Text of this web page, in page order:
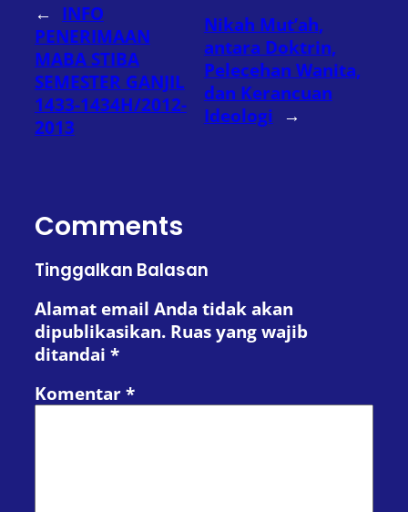
← INFO
PENERIMAAN
MABA STIBA
SEMESTER GANJIL
1433-1434H/2012-
2013
Nikah Mut’ah,
antara Doktrin,
Pelecehan Wanita,
dan Kerancuan
Ideologi →
Comments
Tinggalkan Balasan
Alamat email Anda tidak akan
dipublikasikan. Ruas yang wajib
ditandai *
Komentar *